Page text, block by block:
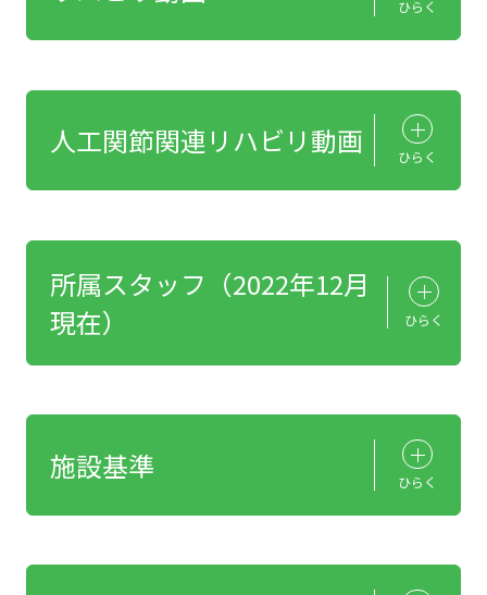
ひらく
人工関節関連リハビリ動画 ひらく
所属スタッフ（2022年12月
現在）
ひらく
施設基準 ひらく